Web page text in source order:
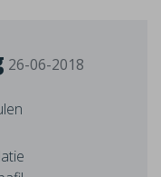
26-06-2018